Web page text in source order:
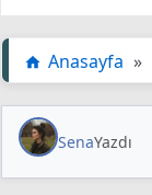
Anasayfa »
SenaYazdı